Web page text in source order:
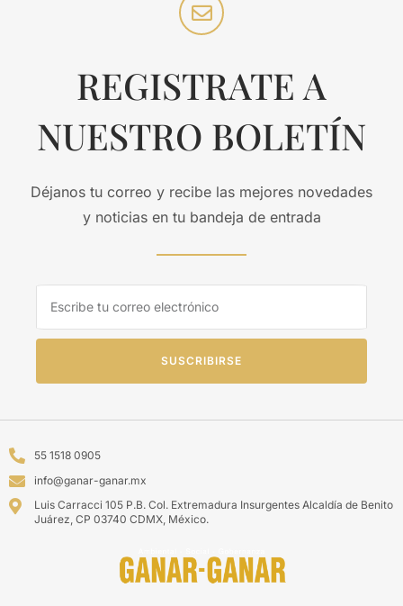
REGISTRATE A
NUESTRO BOLETÍN
Déjanos tu correo y recibe las mejores novedades
y noticias en tu bandeja de entrada
SUSCRIBIRSE
55 1518 0905
info@ganar-ganar.mx
Luis Carracci 105 P.B. Col. Extremadura Insurgentes Alcaldía de Benito
Juárez, CP 03740 CDMX, México.